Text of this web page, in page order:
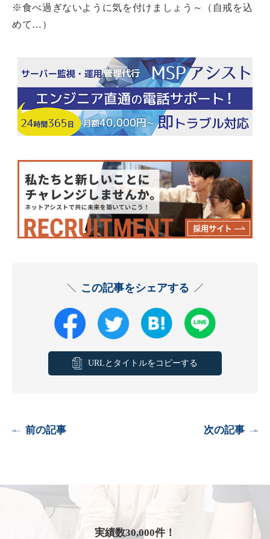
※食べ過ぎないように気を付けましょう～（自戒を込
めて…）
この記事をシェアする
URLとタイトルをコピーする
前の記事 次の記事
実績数30,000件！